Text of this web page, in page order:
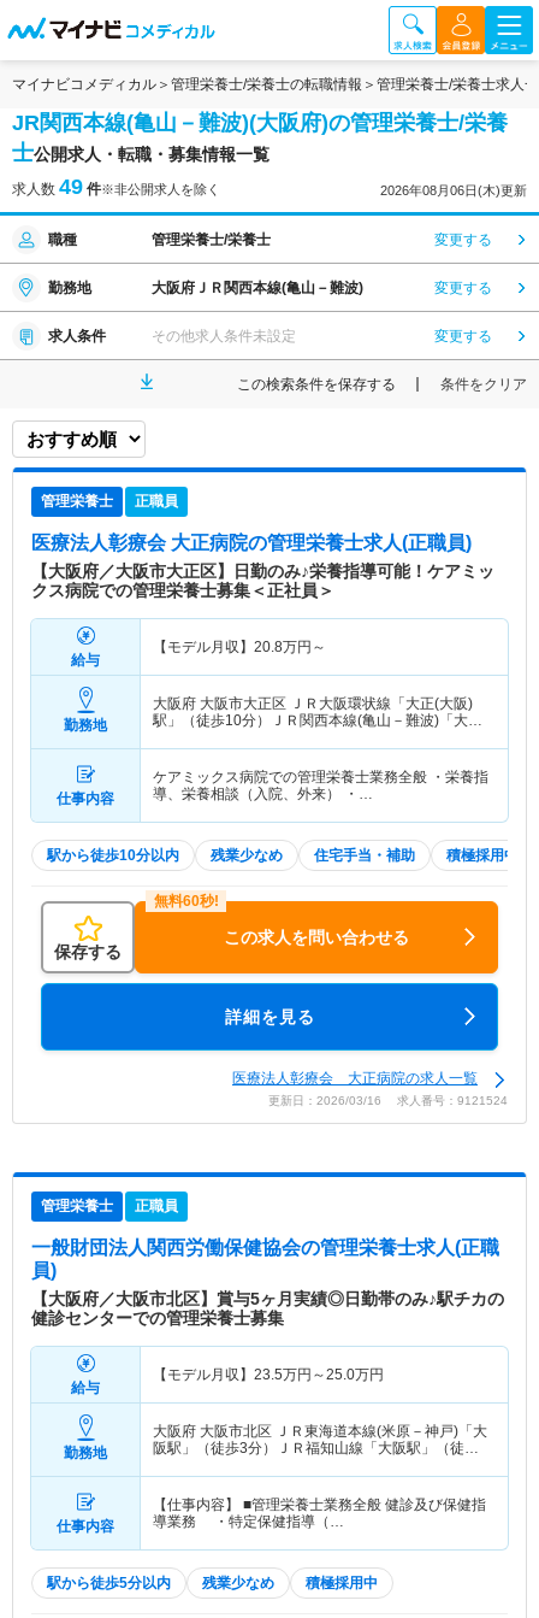
マイナビコメディカル 管理栄養士/栄養士の転職情報 管理栄養士/栄養士求人
JR関西本線(亀山－難波)(大阪府)の管理栄養士/栄養
士公開求人・転職・募集情報一覧
求人数 49 件※非公開求人を除く 2026年08月06日(木)更新
職種 管理栄養士/栄養士 変更する
勤務地 大阪府ＪＲ関西本線(亀山－難波) 変更する
求人条件 その他求人条件未設定 変更する
この検索条件を保存する 条件をクリア
管理栄養士 正職員
医療法人彰療会 大正病院の管理栄養士求人(正職員)
【大阪府／大阪市大正区】日勤のみ♪栄養指導可能！ケアミッ
クス病院での管理栄養士募集＜正社員＞
給与
【モデル月収】 20.8万円～
勤務地
大阪府 大阪市大正区 ＪＲ大阪環状線「大正(大阪)
駅」（徒歩10分）ＪＲ関西本線(亀山－難波)「大正
仕事内容
ケアミックス病院での管理栄養士業務全般 ・栄養指
導、栄養相談（入院、外来） ・…
駅から徒歩10分以内 残業少なめ 住宅手当・補助 積極採用中
保存する
この求人を問い合わせる
詳細を見る
医療法人彰療会 大正病院の求人一覧
更新日：2026/03/16 求人番号：9121524
管理栄養士 正職員
一般財団法人関西労働保健協会の管理栄養士求人(正職
員)
【大阪府／大阪市北区】賞与5ヶ月実績◎日勤帯のみ♪駅チカの
健診センターでの管理栄養士募集
給与
【モデル月収】 23.5万円～25.0万円
勤務地
大阪府 大阪市北区 ＪＲ東海道本線(米原－神戸)「大
阪駅」（徒歩3分）ＪＲ福知山線「大阪駅」（徒歩3
仕事内容
【仕事内容】 ■管理栄養士業務全般 健診及び保健指
導業務 ・特定保健指導（…
駅から徒歩5分以内 残業少なめ 積極採用中